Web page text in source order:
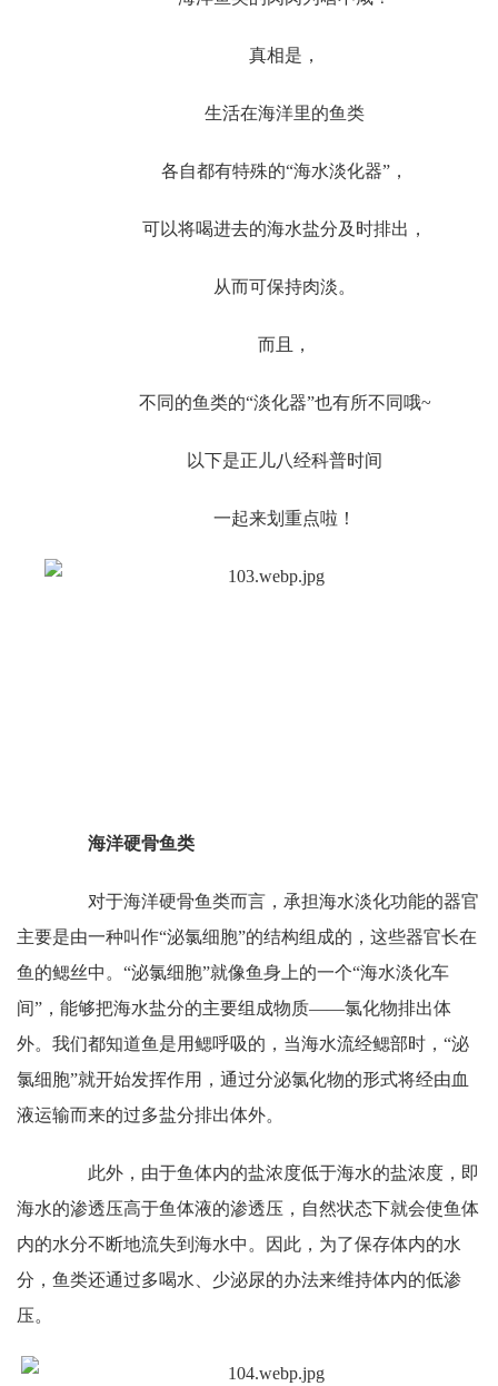
真相是，
生活在海洋里的鱼类
各自都有特殊的“海水淡化器”，
可以将喝进去的海水盐分及时排出，
从而可保持肉淡。
而且，
不同的鱼类的“淡化器”也有所不同哦~
以下是正儿八经科普时间
一起来划重点啦！
海洋硬骨鱼类
对于海洋硬骨鱼类而言，承担海水淡化功能的器官
主要是由一种叫作“泌氯细胞”的结构组成的，这些器官长在
鱼的鳃丝中。“泌氯细胞”就像鱼身上的一个“海水淡化车
间”，能够把海水盐分的主要组成物质——氯化物排出体
外。我们都知道鱼是用鳃呼吸的，当海水流经鳃部时，“泌
氯细胞”就开始发挥作用，通过分泌氯化物的形式将经由血
液运输而来的过多盐分排出体外。
此外，由于鱼体内的盐浓度低于海水的盐浓度，即
海水的渗透压高于鱼体液的渗透压，自然状态下就会使鱼体
内的水分不断地流失到海水中。因此，为了保存体内的水
分，鱼类还通过多喝水、少泌尿的办法来维持体内的低渗
压。